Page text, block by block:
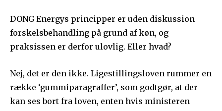
DONG Energys principper er uden diskussion
forskelsbehandling på grund af køn, og
praksissen er derfor ulovlig. Eller hvad?
Nej, det er den ikke. Ligestillingsloven rummer en
række ‘gummiparagraffer’, som godtgør, at der
kan ses bort fra loven, enten hvis ministeren